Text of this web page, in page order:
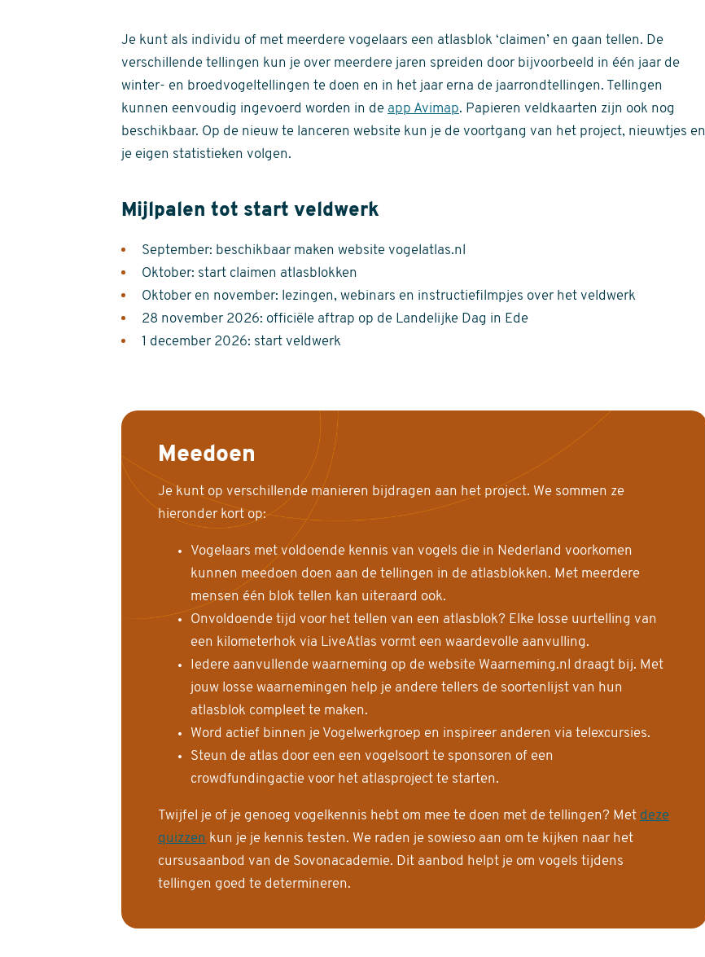
Je kunt als individu of met meerdere vogelaars een atlasblok ‘claimen’ en gaan tellen. De
verschillende tellingen kun je over meerdere jaren spreiden door bijvoorbeeld in één jaar de
winter- en broedvogeltellingen te doen en in het jaar erna de jaarrondtellingen. Tellingen
kunnen eenvoudig ingevoerd worden in de app Avimap. Papieren veldkaarten zijn ook nog
beschikbaar. Op de nieuw te lanceren website kun je de voortgang van het project, nieuwtjes en
je eigen statistieken volgen.
Mijlpalen tot start veldwerk
September: beschikbaar maken website vogelatlas.nl
Oktober: start claimen atlasblokken
Oktober en november: lezingen, webinars en instructiefilmpjes over het veldwerk
28 november 2026: officiële aftrap op de Landelijke Dag in Ede
1 december 2026: start veldwerk
Meedoen
Je kunt op verschillende manieren bijdragen aan het project. We sommen ze
hieronder kort op:
Vogelaars met voldoende kennis van vogels die in Nederland voorkomen
kunnen meedoen doen aan de tellingen in de atlasblokken. Met meerdere
mensen één blok tellen kan uiteraard ook.
Onvoldoende tijd voor het tellen van een atlasblok? Elke losse uurtelling van
een kilometerhok via LiveAtlas vormt een waardevolle aanvulling.
Iedere aanvullende waarneming op de website Waarneming.nl draagt bij. Met
jouw losse waarnemingen help je andere tellers de soortenlijst van hun
atlasblok compleet te maken.
Word actief binnen je Vogelwerkgroep en inspireer anderen via telexcursies.
Steun de atlas door een een vogelsoort te sponsoren of een
crowdfundingactie voor het atlasproject te starten.
Twijfel je of je genoeg vogelkennis hebt om mee te doen met de tellingen? Met deze
quizzen kun je je kennis testen. We raden je sowieso aan om te kijken naar het
cursusaanbod van de Sovonacademie. Dit aanbod helpt je om vogels tijdens
tellingen goed te determineren.